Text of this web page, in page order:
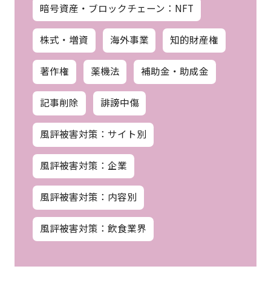
暗号資産・ブロックチェーン：NFT
株式・増資 海外事業 知的財産権
著作権 薬機法 補助金・助成金
記事削除 誹謗中傷
風評被害対策：サイト別
風評被害対策：企業
風評被害対策：内容別
風評被害対策：飲食業界